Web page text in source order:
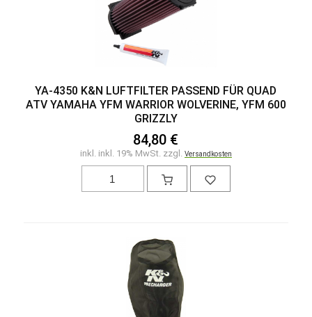
YA-4350 K&N LUFTFILTER PASSEND FÜR QUAD
ATV YAMAHA YFM WARRIOR WOLVERINE, YFM 600
GRIZZLY
84,80 €
inkl. inkl. 19% MwSt. zzgl. Versandkosten